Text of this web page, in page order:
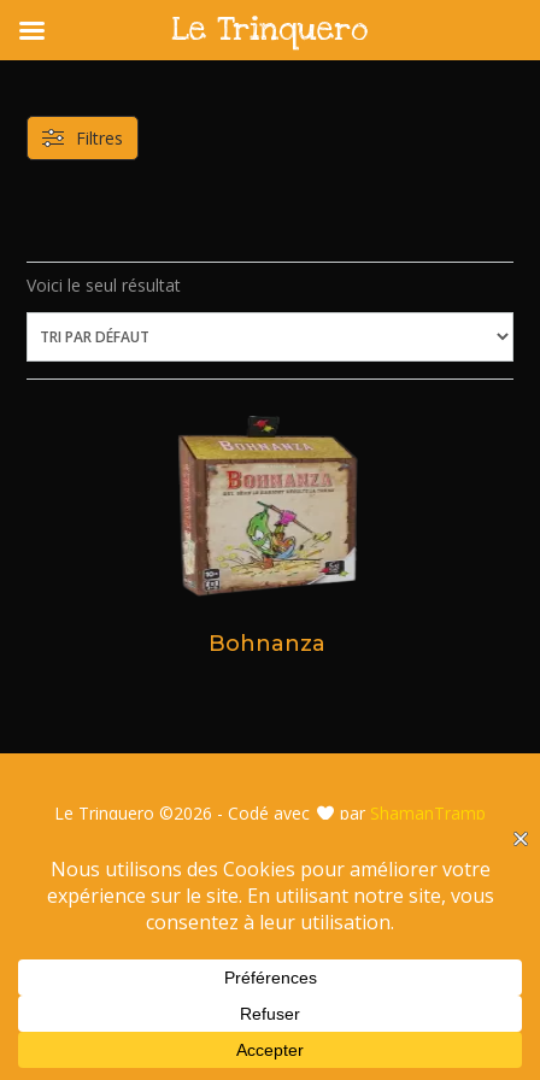
content
Voici le seul résultat
Bohnanza
Filtres
Le Trinquero ©2026 - Codé avec par ShamanTramp
Le Trinquero